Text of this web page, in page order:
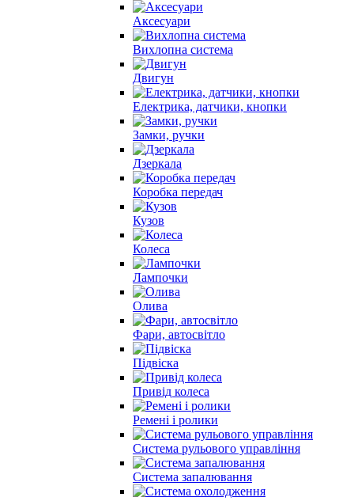
Аксесуари
Вихлопна система
Двигун
Електрика, датчики, кнопки
Замки, ручки
Дзеркала
Коробка передач
Кузов
Колеса
Лампочки
Олива
Фари, автосвітло
Підвіска
Привід колеса
Ремені і ролики
Система рульового управління
Система запалювання